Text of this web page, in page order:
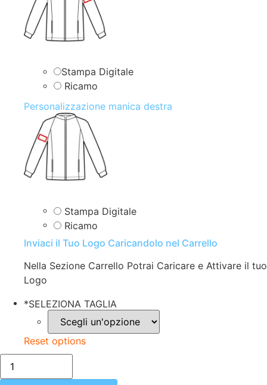
Stampa Digitale
Ricamo
Personalizzazione manica destra
Stampa Digitale
Ricamo
Inviaci il Tuo Logo Caricandolo nel Carrello
Nella Sezione Carrello Potrai Caricare e Attivare il tuo
Logo
*SELEZIONA TAGLIA
Reset options
FELPA
UOMO
|